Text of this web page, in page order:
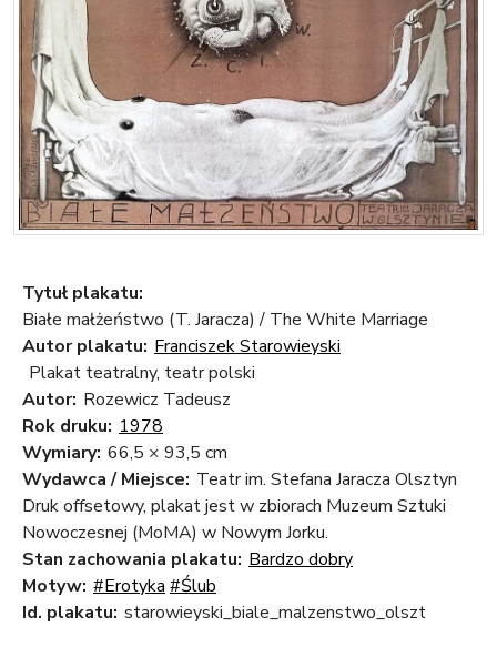
Tytuł plakatu:
Białe małżeństwo (T. Jaracza) / The White Marriage
Autor plakatu: Franciszek Starowieyski
Plakat teatralny, teatr polski
Autor: Rozewicz Tadeusz
Rok druku: 1978
Wymiary: 66,5 × 93,5 cm
Wydawca / Miejsce: Teatr im. Stefana Jaracza Olsztyn
Druk offsetowy, plakat jest w zbiorach Muzeum Sztuki
Nowoczesnej (MoMA) w Nowym Jorku.
Stan zachowania plakatu: Bardzo dobry
Motyw: #Erotyka #Ślub
Id. plakatu: starowieyski_biale_malzenstwo_olszt